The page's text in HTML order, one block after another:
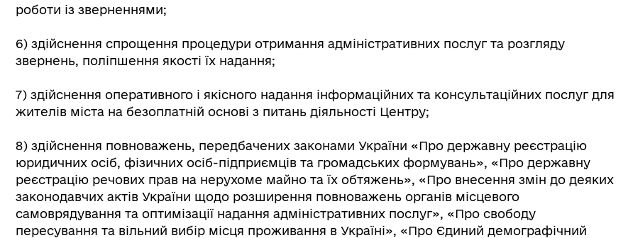
роботи із зверненнями;
6) здійснення спрощення процедури отримання адміністративних послуг та розгляду
звернень, поліпшення якості їх надання;
7) здійснення оперативного і якісного надання інформаційних та консультаційних послуг для
жителів міста на безоплатній основі з питань діяльності Центру;
8) здійснення повноважень, передбачених законами України «Про державну реєстрацію
юридичних осіб, фізичних осіб-підприємців та громадських формувань», «Про державну
реєстрацію речових прав на нерухоме майно та їх обтяжень», «Про внесення змін до деяких
законодавчих актів України щодо розширення повноважень органів місцевого
самоврядування та оптимізації надання адміністративних послуг», «Про свободу
пересування та вільний вибір місця проживання в Україні», «Про Єдиний демографічний